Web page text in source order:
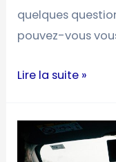
quelques
pouvez-vous
Lire la suite »
PediAct
et